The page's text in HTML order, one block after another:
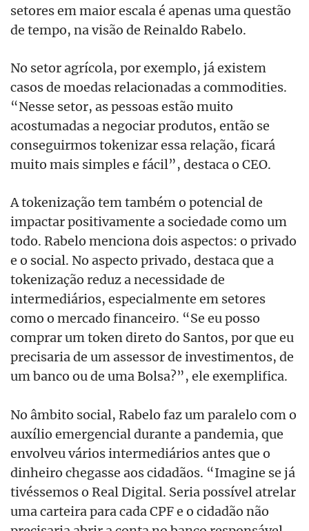
setores em maior escala é apenas uma questão
de tempo, na visão de Reinaldo Rabelo.
No setor agrícola, por exemplo, já existem
casos de moedas relacionadas a commodities.
“Nesse setor, as pessoas estão muito
acostumadas a negociar produtos, então se
conseguirmos tokenizar essa relação, ficará
muito mais simples e fácil”, destaca o CEO.
A tokenização tem também o potencial de
impactar positivamente a sociedade como um
todo. Rabelo menciona dois aspectos: o privado
e o social. No aspecto privado, destaca que a
tokenização reduz a necessidade de
intermediários, especialmente em setores
como o mercado financeiro. “Se eu posso
comprar um token direto do Santos, por que eu
precisaria de um assessor de investimentos, de
um banco ou de uma Bolsa?”, ele exemplifica.
No âmbito social, Rabelo faz um paralelo com o
auxílio emergencial durante a pandemia, que
envolveu vários intermediários antes que o
dinheiro chegasse aos cidadãos. “Imagine se já
tivéssemos o Real Digital. Seria possível atrelar
uma carteira para cada CPF e o cidadão não